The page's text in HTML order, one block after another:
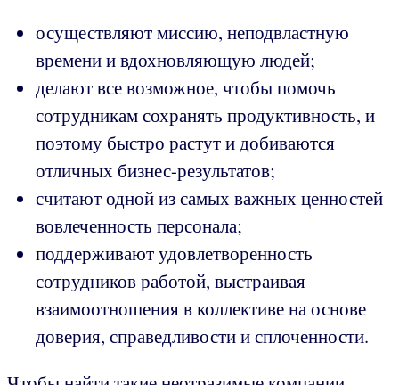
осуществляют миссию, неподвластную
времени и вдохновляющую людей;
делают все возможное, чтобы помочь
сотрудникам сохранять продуктивность, и
поэтому быстро растут и добиваются
отличных бизнес-результатов;
считают одной из самых важных ценностей
вовлеченность персонала;
поддерживают удовлетворенность
сотрудников работой, выстраивая
взаимоотношения в коллективе на основе
доверия, справедливости и сплоченности.